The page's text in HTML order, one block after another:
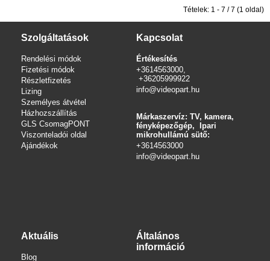
Tételek: 1 - 7 / 7 (1 oldal)
Szolgáltatások
Rendelési módok
Fizetési módok
Részletfizetés
Lizing
Személyes átvétel
Házhozszállítás
GLS CsomagPONT
Viszonteladói oldal
Ajándékok
Kapcsolat
Értékesítés
+3614563000,
+36205999922
info@videopart.hu
Márkaszervíz: TV, kamera,
fényképezőgép, Ipari
mikrohullámú sütő:
+3614563000
info@videopart.hu
Aktuális
Blog
Általános
információ